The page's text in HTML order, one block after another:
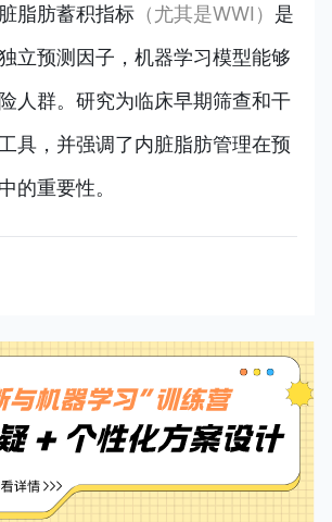
脂肪蓄积指标 （尤其是WWI） 是
立预测因子，机器学习模型能够
人群。研究为临床早期筛查和干
具，并强调了内脏脂肪管理在预
的重要性。